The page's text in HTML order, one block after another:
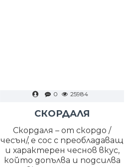
0 25984
СКОРДАЛЯ
Скордаля – от скордо /
чесън/, е сос с преобладаващ
и характерен чеснов вкус,
който допълва и подсилва